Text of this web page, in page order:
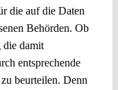
die auf die Daten
Behörden. Ob
die damit
entsprechende
beurteilen. Denn